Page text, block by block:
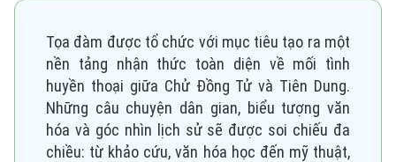
Tọa đàm được tổ chức với mục tiêu tạo ra một
nền tảng nhận thức toàn diện về mối tình
huyền thoại giữa Chử Đồng Tử và Tiên Dung.
Những câu chuyện dân gian, biểu tượng văn
hóa và góc nhìn lịch sử sẽ được soi chiếu đa
chiều: từ khảo cứu, văn hóa học đến mỹ thuật,